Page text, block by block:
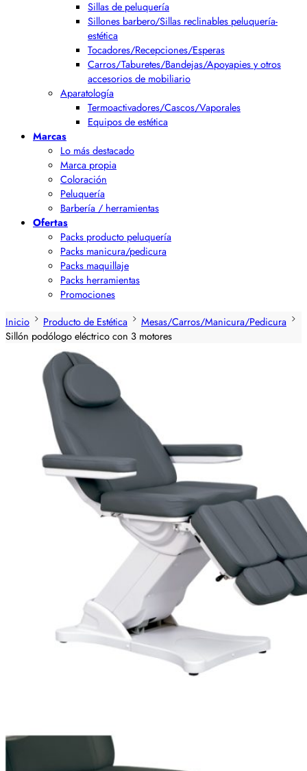
Sillas de peluquería
Sillones barbero/Sillas reclinables peluquería-
estética
Tocadores/Recepciones/Esperas
Carros/Taburetes/Bandejas/Apoyapies y otros
accesorios de mobiliario
Aparatología
Termoactivadores/Cascos/Vaporales
Equipos de estética
Marcas
Lo más destacado
Marca propia
Coloración
Peluquería
Barbería / herramientas
Ofertas
Packs producto peluquería
Packs manicura/pedicura
Packs maquillaje
Packs herramientas
Promociones
Inicio
Producto de Estética
Mesas/Carros/Manicura/Pedicura
Sillón podólogo eléctrico con 3 motores